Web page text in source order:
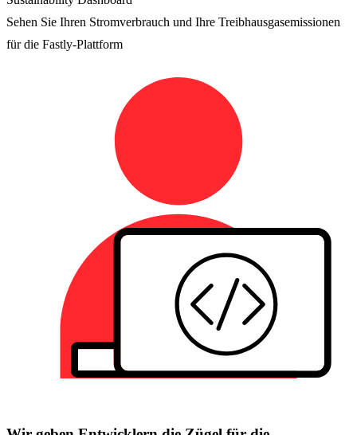
Sehen Sie Ihren Stromverbrauch und Ihre Treibhausgasemissionen
für die Fastly-Plattform